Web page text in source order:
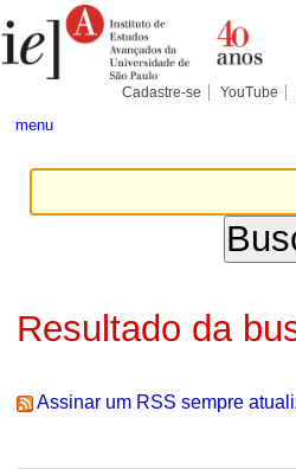
para
conteúdo.
Pessoais
Cadastre-se YouTube
menu
Resultado da
Assinar um RSS sempre